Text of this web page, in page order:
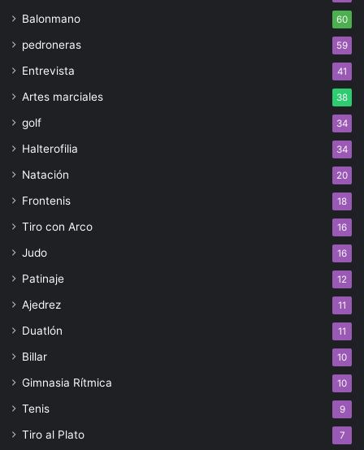
Balonmano 60
pedroneras 59
Entrevista 41
Artes marciales 38
golf 34
Halterofilia 34
Natación 20
Frontenis 18
Tiro con Arco 16
Judo 16
Patinaje 12
Ajedrez 11
Duatlón 11
Billar 10
Gimnasia Rítmica 10
Tenis 9
Tiro al Plato 7